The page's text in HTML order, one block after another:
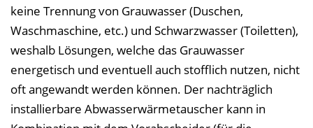
keine Trennung von Grauwasser (Duschen,
Waschmaschine, etc.) und Schwarzwasser (Toiletten),
weshalb Lösungen, welche das Grauwasser
energetisch und eventuell auch stofflich nutzen, nicht
oft angewandt werden können. Der nachträglich
installierbare Abwasserwärmetauscher kann in